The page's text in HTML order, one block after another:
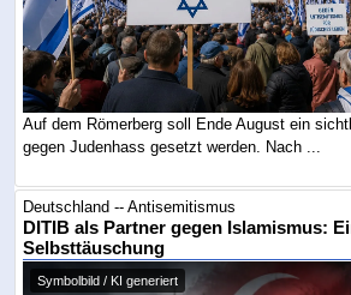
Auf dem Römerberg soll Ende August ein
gegen Judenhass gesetzt werden. Nach ...
Deutschland -- Antisemitismus
DITIB als Partner gegen Islamismus:
Selbsttäuschung
Symbolbild / KI generiert